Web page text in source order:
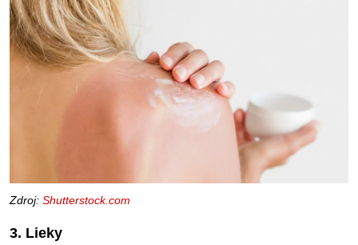
Zdroj: Shutterstock.com
3. Lieky